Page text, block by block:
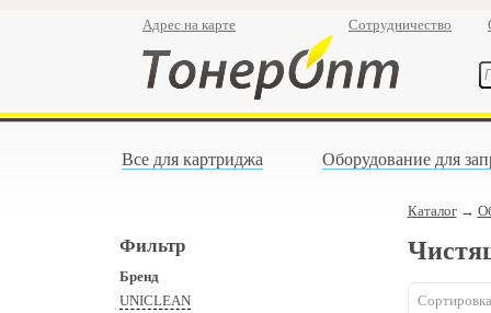
Адрес на карте Сотрудничество
Все для картриджа Оборудование для
Фильтр
Бренд
UNICLEAN
Каталог→